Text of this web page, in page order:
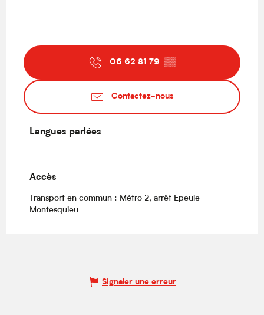
06 62 81 79 ▒▒
Contactez-nous
Langues parlées
Langues parlées
Accès
Accès
Transport en commun : Métro 2, arrêt Epeule
Montesquieu
Signaler une erreur